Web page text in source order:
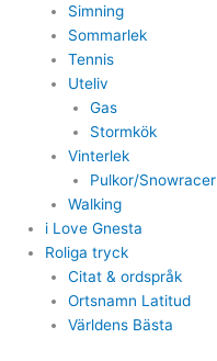
Simning
Sommarlek
Tennis
Uteliv
Gas
Stormkök
Vinterlek
Pulkor/Snowracer
Walking
i Love Gnesta
Roliga tryck
Citat & ordspråk
Ortsnamn Latitud
Världens Bästa